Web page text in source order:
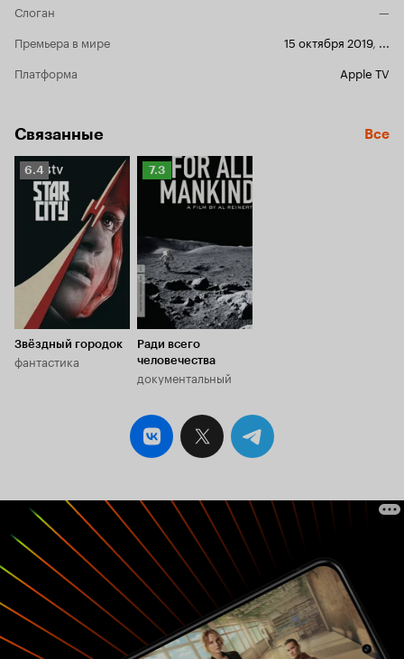
Слоган
—
Премьера в мире
15 октября 2019,
Платформа
Apple TV
Связанные Все
Рейтинг
Кинопоиска
6.4
6.4
Звёздный городок
фантастика
Рейтинг
Кинопоиска
7.3
7.3
Ради всего
человечества
документальный